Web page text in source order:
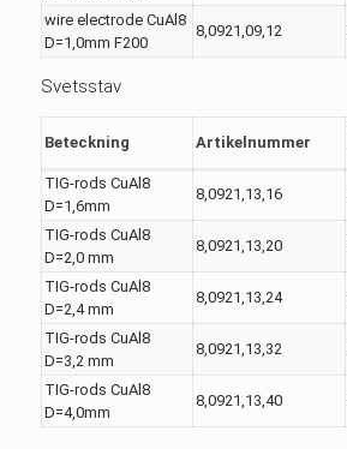
wire electrode CuAl8
D=1,0mm F200
8,0921,09,12
Svetsstav
Beteckning Artikelnummer
TIG-rods CuAl8
D=1,6mm
8,0921,13,16
TIG-rods CuAl8
D=2,0 mm
8,0921,13,20
TIG-rods CuAl8
D=2,4 mm
8,0921,13,24
TIG-rods CuAl8
D=3,2 mm
8,0921,13,32
TIG-rods CuAl8
D=4,0mm
8,0921,13,40